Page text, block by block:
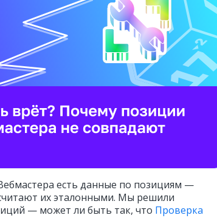
есть данные по позициям —
их эталонными. Мы решили
— может ли быть так, что Проверка